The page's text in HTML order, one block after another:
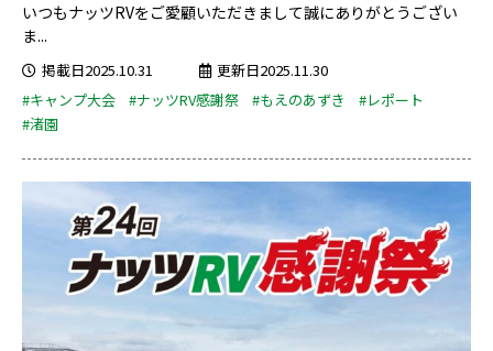
いつもナッツRVをご愛顧いただきまして誠にありがとうござい
ま...
掲載日2025.10.31
更新日2025.11.30
#キャンプ大会
#ナッツRV感謝祭 #もえのあずき
#レポート
#渚園